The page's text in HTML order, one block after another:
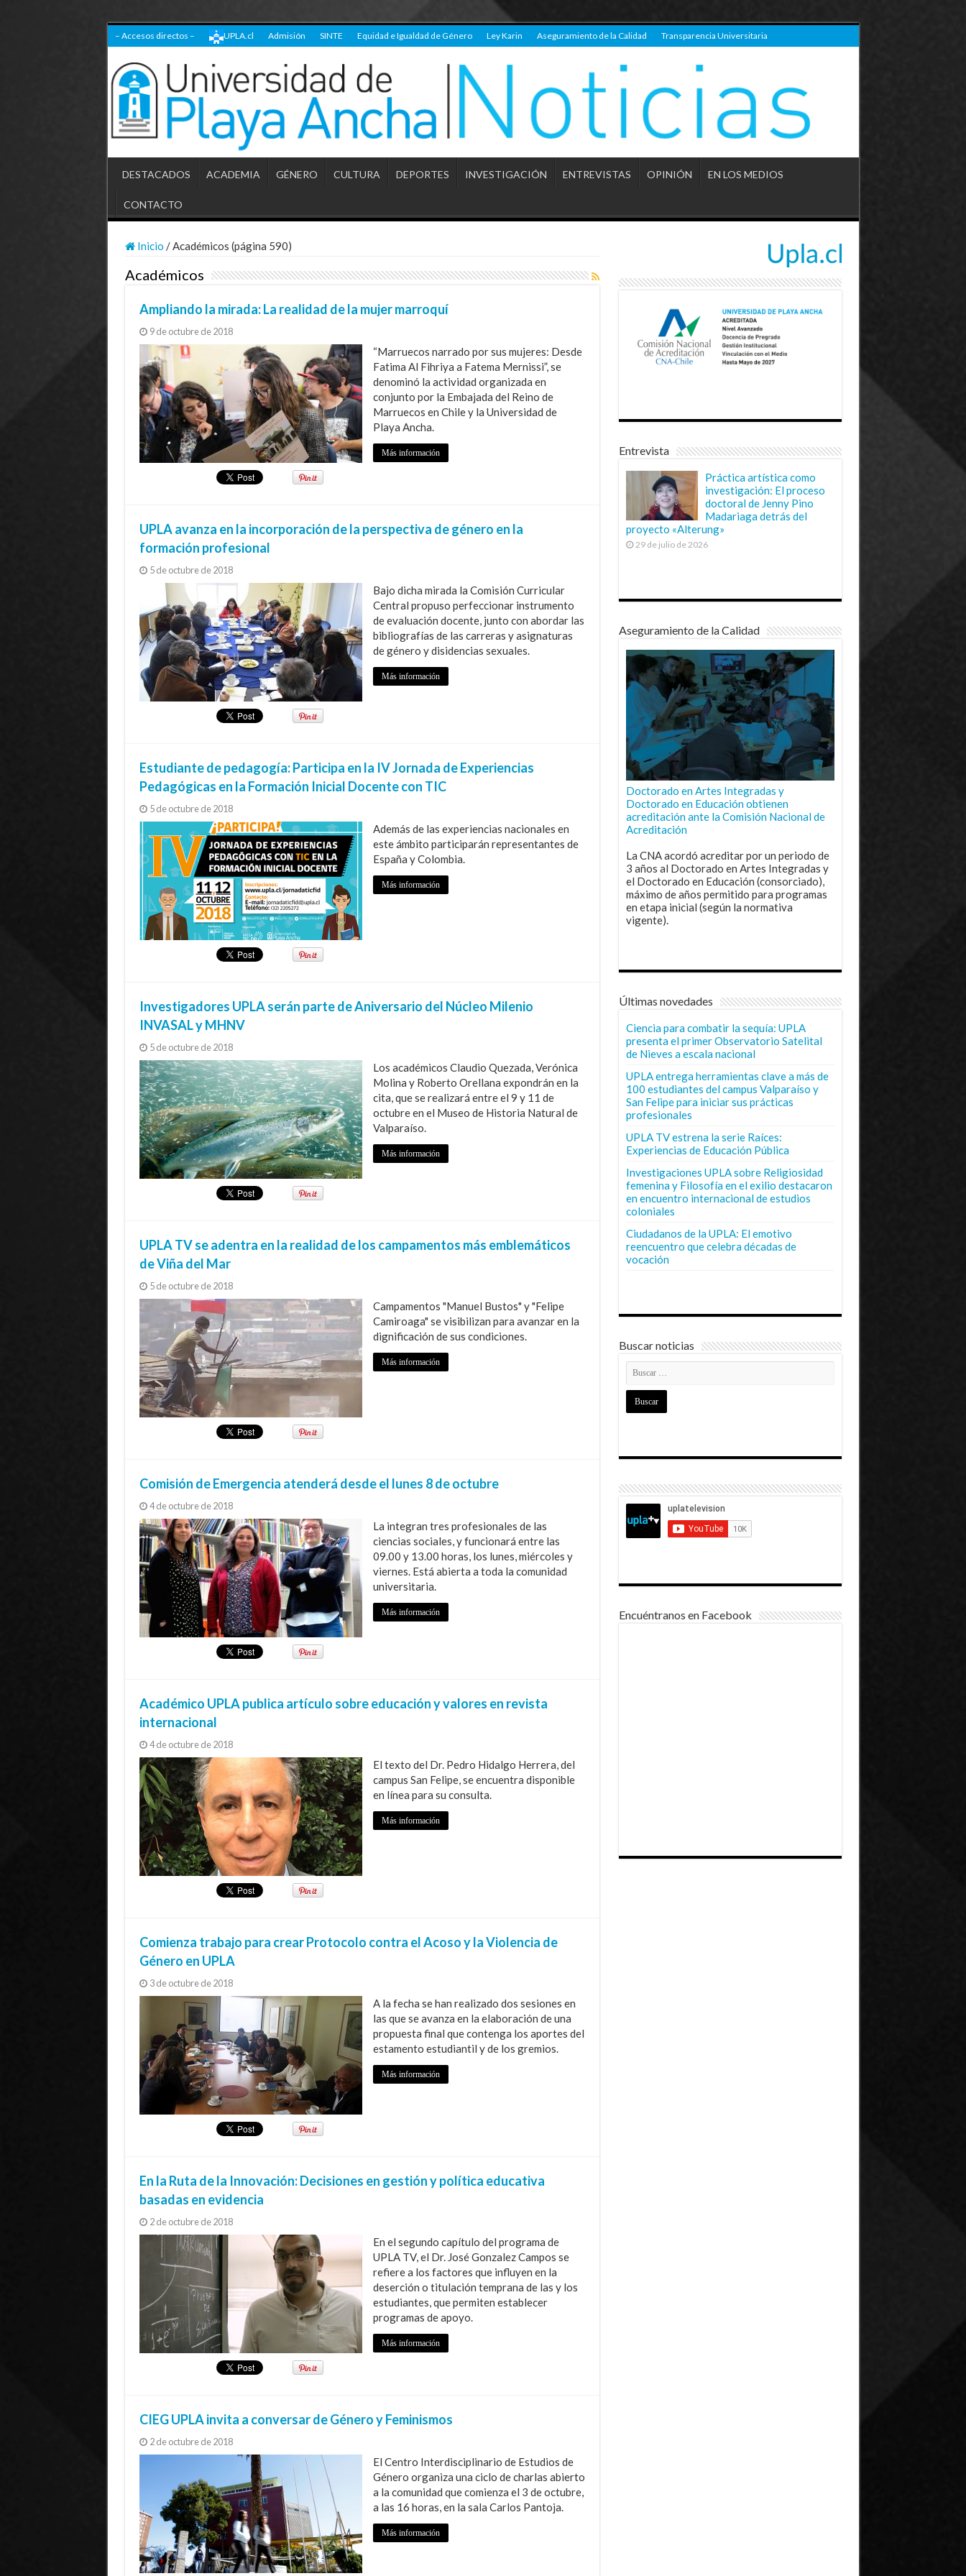
– Accesos directos – UPLA.cl Admisión SINTE Equidad e Igualdad de Género Ley Karin Aseguramiento de la Calidad Transparencia Universitaria
DESTACADOS ACADEMIA GÉNERO CULTURA DEPORTES INVESTIGACIÓN ENTREVISTAS OPINIÓN EN LOS MEDIOS
CONTACTO
Inicio / Académicos (página 590)
Académicos
Ampliando la mirada: La realidad de la mujer marroquí
9 de octubre de 2018
“Marruecos narrado por sus mujeres: Desde
Fatima Al Fihriya a Fatema Mernissi”, se
denominó la actividad organizada en
conjunto por la Embajada del Reino de
Marruecos en Chile y la Universidad de
Playa Ancha.
Más información
UPLA avanza en la incorporación de la perspectiva de género en la
formación profesional
5 de octubre de 2018
Bajo dicha mirada la Comisión Curricular
Central propuso perfeccionar instrumento
de evaluación docente, junto con abordar las
bibliografías de las carreras y asignaturas
de género y disidencias sexuales.
Más información
Estudiante de pedagogía: Participa en la IV Jornada de Experiencias
Pedagógicas en la Formación Inicial Docente con TIC
5 de octubre de 2018
Además de las experiencias nacionales en
este ámbito participarán representantes de
España y Colombia.
Más información
Investigadores UPLA serán parte de Aniversario del Núcleo Milenio
INVASAL y MHNV
5 de octubre de 2018
Los académicos Claudio Quezada, Verónica
Molina y Roberto Orellana expondrán en la
cita, que se realizará entre el 9 y 11 de
octubre en el Museo de Historia Natural de
Valparaíso.
Más información
UPLA TV se adentra en la realidad de los campamentos más emblemáticos
de Viña del Mar
5 de octubre de 2018
Campamentos "Manuel Bustos" y "Felipe
Camiroaga" se visibilizan para avanzar en la
dignificación de sus condiciones.
Más información
Comisión de Emergencia atenderá desde el lunes 8 de octubre
4 de octubre de 2018
La integran tres profesionales de las
ciencias sociales, y funcionará entre las
09.00 y 13.00 horas, los lunes, miércoles y
viernes. Está abierta a toda la comunidad
universitaria.
Más información
Académico UPLA publica artículo sobre educación y valores en revista
internacional
4 de octubre de 2018
El texto del Dr. Pedro Hidalgo Herrera, del
campus San Felipe, se encuentra disponible
en línea para su consulta.
Más información
Comienza trabajo para crear Protocolo contra el Acoso y la Violencia de
Género en UPLA
3 de octubre de 2018
A la fecha se han realizado dos sesiones en
las que se avanza en la elaboración de una
propuesta final que contenga los aportes del
estamento estudiantil y de los gremios.
Más información
En la Ruta de la Innovación: Decisiones en gestión y política educativa
basadas en evidencia
2 de octubre de 2018
En el segundo capítulo del programa de
UPLA TV, el Dr. José Gonzalez Campos se
refiere a los factores que influyen en la
deserción o titulación temprana de las y los
estudiantes, que permiten establecer
programas de apoyo.
Más información
CIEG UPLA invita a conversar de Género y Feminismos
2 de octubre de 2018
El Centro Interdisciplinario de Estudios de
Género organiza una ciclo de charlas abierto
a la comunidad que comienza el 3 de octubre,
a las 16 horas, en la sala Carlos Pantoja.
Más información
Entrevista
Práctica artística como
investigación: El proceso
doctoral de Jenny Pino
Madariaga detrás del
proyecto «Alterung»
29 de julio de 2026
Aseguramiento de la Calidad
Doctorado en Artes Integradas y
Doctorado en Educación obtienen
acreditación ante la Comisión Nacional de
Acreditación
La CNA acordó acreditar por un periodo de
3 años al Doctorado en Artes Integradas y
el Doctorado en Educación (consorciado),
máximo de años permitido para programas
en etapa inicial (según la normativa
vigente).
Últimas novedades
Ciencia para combatir la sequía: UPLA
presenta el primer Observatorio Satelital
de Nieves a escala nacional
UPLA entrega herramientas clave a más de
100 estudiantes del campus Valparaíso y
San Felipe para iniciar sus prácticas
profesionales
UPLA TV estrena la serie Raíces:
Experiencias de Educación Pública
Investigaciones UPLA sobre Religiosidad
femenina y Filosofía en el exilio destacaron
en encuentro internacional de estudios
coloniales
Ciudadanos de la UPLA: El emotivo
reencuentro que celebra décadas de
vocación
Buscar noticias
Encuéntranos en Facebook